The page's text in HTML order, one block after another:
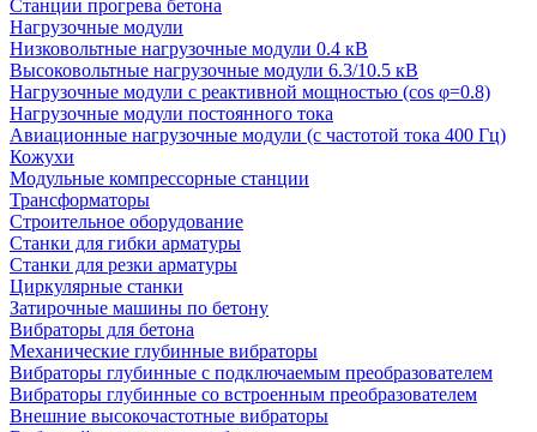
Станции прогрева бетона
Нагрузочные модули
Низковольтные нагрузочные модули 0.4 кВ
Высоковольтные нагрузочные модули 6.3/10.5 кВ
Нагрузочные модули с реактивной мощностью (cos φ=0.8)
Нагрузочные модули постоянного тока
Авиационные нагрузочные модули (с частотой тока 400 Гц)
Кожухи
Модульные компрессорные станции
Трансформаторы
Строительное оборудование
Станки для гибки арматуры
Станки для резки арматуры
Циркулярные станки
Затирочные машины по бетону
Вибраторы для бетона
Механические глубинные вибраторы
Вибраторы глубинные с подключаемым преобразователем
Вибраторы глубинные со встроенным преобразователем
Внешние высокочастотные вибраторы